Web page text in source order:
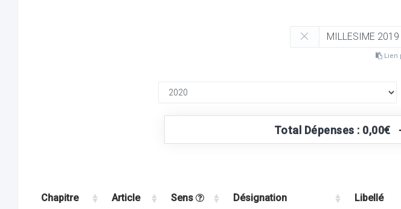
Lien
Total Dépenses :
Chapitre Article Sens Désignation Libellé